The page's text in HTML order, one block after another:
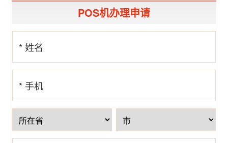
POS机办理申请
* 姓名
* 手机
号